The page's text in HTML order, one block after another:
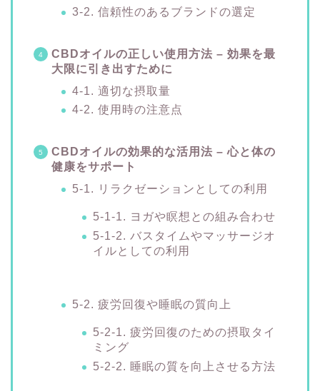
3-2. 信頼性のあるブランドの選定
CBDオイルの正しい使用方法 – 効果を最
大限に引き出すために
4-1. 適切な摂取量
4-2. 使用時の注意点
CBDオイルの効果的な活用法 – 心と体の
健康をサポート
5-1. リラクゼーションとしての利用
5-1-1. ヨガや瞑想との組み合わせ
5-1-2. バスタイムやマッサージオ
イルとしての利用
5-2. 疲労回復や睡眠の質向上
5-2-1. 疲労回復のための摂取タイ
ミング
5-2-2. 睡眠の質を向上させる方法